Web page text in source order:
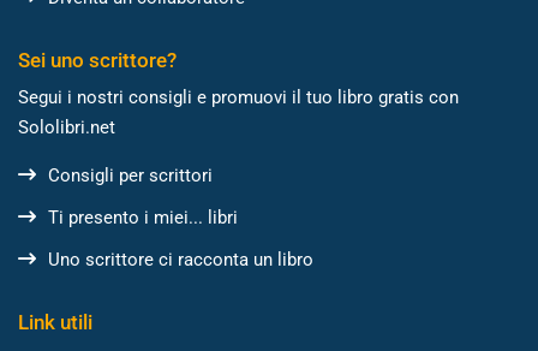
Sei uno scrittore?
Segui i nostri consigli e promuovi il tuo libro gratis con
Sololibri.net
Consigli per scrittori
Ti presento i miei... libri
Uno scrittore ci racconta un libro
Link utili